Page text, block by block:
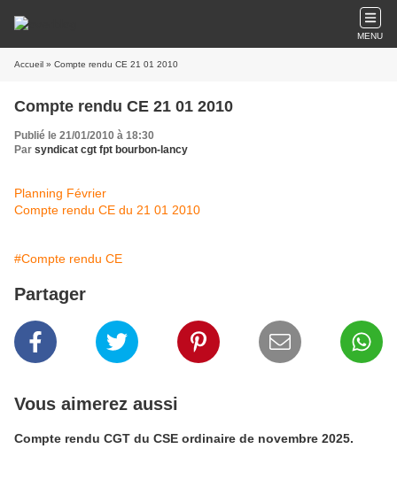
MENU
Accueil » Compte rendu CE 21 01 2010
Compte rendu CE 21 01 2010
Publié le 21/01/2010 à 18:30
Par syndicat cgt fpt bourbon-lancy
Planning Février
Compte rendu CE du 21 01 2010
#Compte rendu CE
Partager
Vous aimerez aussi
Compte rendu CGT du CSE ordinaire de novembre 2025.